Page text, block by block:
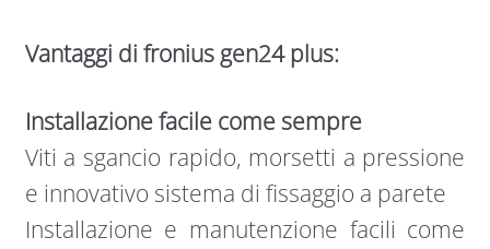
Vantaggi di fronius gen24 plus:
Installazione facile come sempre
Viti a sgancio rapido, morsetti a pressione
e innovativo sistema di fissaggio a parete
Installazione e manutenzione facili come